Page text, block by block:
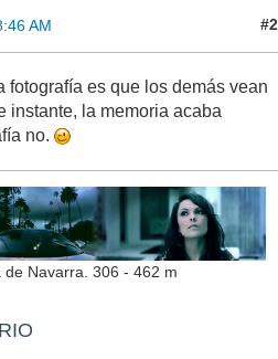
AM #2
fotografía es que los demás vean
instante, la memoria acaba
no.
de Navarra. 306 - 462 m